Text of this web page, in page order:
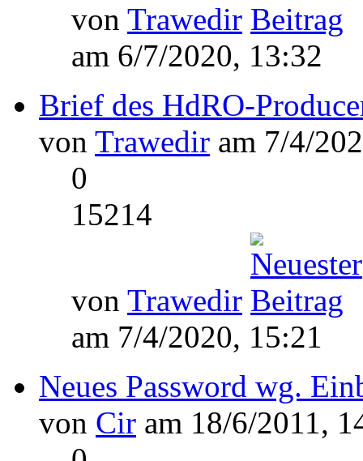
von Trawedir
am 6/7/2020, 13:32
Brief des HdRO-
von Trawedir am 7/4/
0
15214
von Trawedir
am 7/4/2020, 15:21
Neues Password wg.
von Cir am 18/6/2011,